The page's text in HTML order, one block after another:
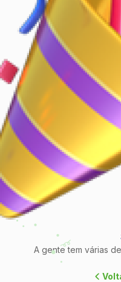
A gente tem várias